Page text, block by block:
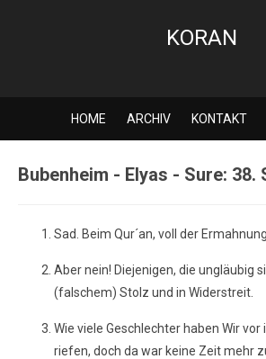
KORAN
HOME ARCHIV KONTAKT
Bubenheim - Elyas - Sure: 38.
Sad. Beim Qur´an, voll der
Aber nein! Diejenigen, die ungläubig
(falschem) Stolz und in Widerstreit.
Wie viele Geschlechter haben Wir
riefen, doch da war keine Zeit mehr